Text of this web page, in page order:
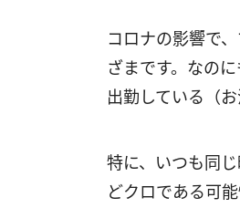
コロナの影響で
ざまです。なの
出勤している（
特に、いつも同
どクロである可